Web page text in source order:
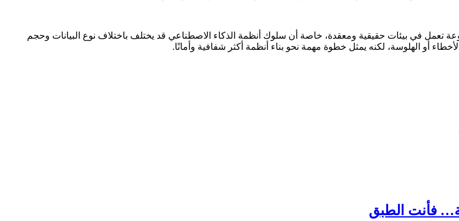
تعمل في بيئات حقيقية ومعقدة، خاصة أن سلوك أنظمة الذكاء الاصطناعي قد يختلف باختلاف نوع البيانات وحجم
أو الهلوسة، لكنه يمثل خطوة مهمة نحو بناء أنظمة أكثر شفافية وأمانًا.
فأنت الطبق